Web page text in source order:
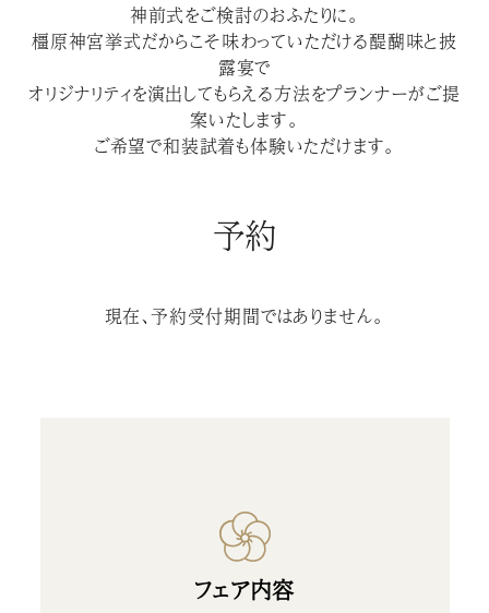
神前式をご検討のおふたりに。
橿原神宮挙式だからこそ味わっていただける醍醐味と披
露宴で
オリジナリティを演出してもらえる方法をプランナーがご提
案いたします。
ご希望で和装試着も体験いただけます。
予約
現在、予約受付期間ではありません。
フェア内容